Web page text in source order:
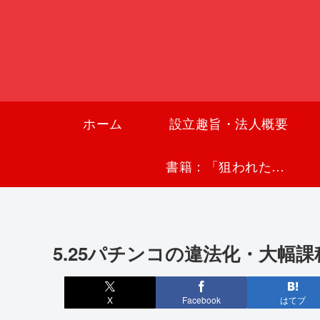
ホーム 設立趣旨・法人概要
書籍：「狙われた沖縄〜真実の沖縄史が日本を救う〜」
5.25パチンコの違法化・大幅
X Facebook はてブ